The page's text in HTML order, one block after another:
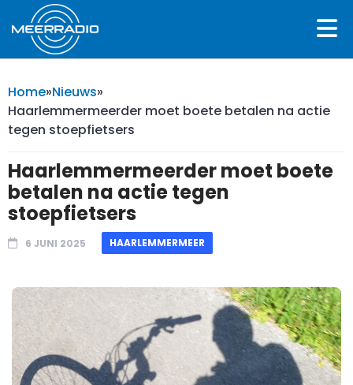
Home»Nieuws»
Haarlemmermeerder moet boete betalen na actie
tegen stoepfietsers
Haarlemmermeerder moet boete
betalen na actie tegen
stoepfietsers
6 JUNI 2025 HAARLEMMERMEER